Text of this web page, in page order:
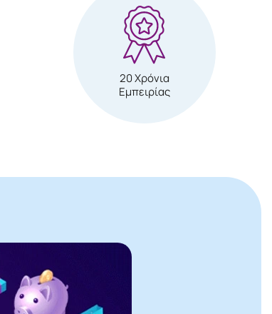
20 Χρόνια
Εμπειρίας